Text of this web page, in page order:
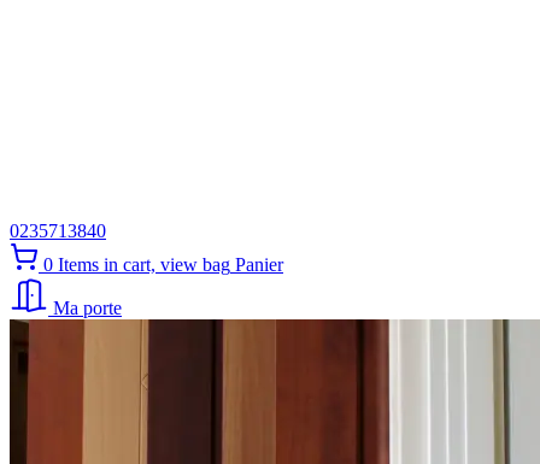
0235713840
0 Items in cart, view bag Panier
Ma porte